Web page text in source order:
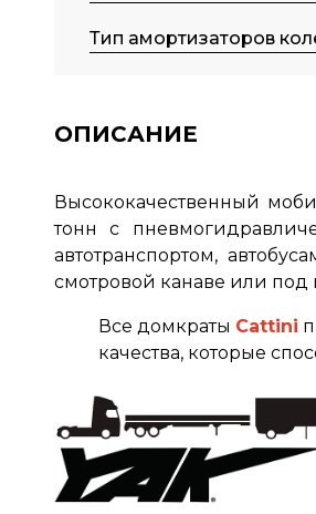
Тип амортизаторов
ОПИСАНИЕ
Высококачественный
тонн с
автотранспортом,
смотровой канаве или под
Все домкраты Cattini
качества, которые